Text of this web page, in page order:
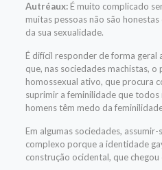
Autréaux: É muito complicado
muitas pessoas não são
da sua sexualidade.
É difícil responder de forma geral
que, nas sociedades machistas,
homossexual ativo, que procura
suprimir a feminilidade que
homens têm medo da
Em algumas sociedades,
complexo porque a identidade
construção ocidental, que